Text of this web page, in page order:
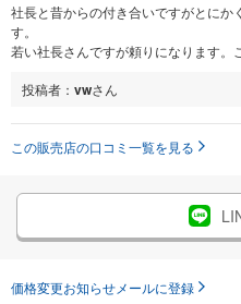
社長と昔からの付き合いですがとにか
す。
若い社長さんですが頼りになります。
投稿者： vwさん
この販売店の口コミ一覧を見る
価格変更お知らせメールに登録